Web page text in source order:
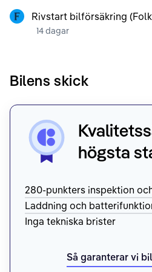
Rivstart bilförsäkring
14 dagar
Bilens skick
högsta
280-punkters inspektion
Laddning och
Inga tekniska brister
Så garanterar vi